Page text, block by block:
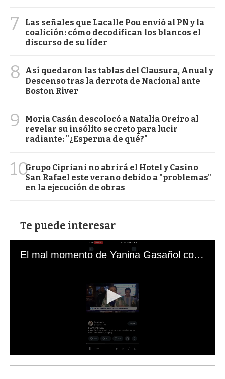
7
Las señales que Lacalle Pou envió al PN y la
coalición: cómo decodifican los blancos el
discurso de su líder
8
Así quedaron las tablas del Clausura, Anual y
Descenso tras la derrota de Nacional ante
Boston River
9
Moria Casán descolocó a Natalia Oreiro al
revelar su insólito secreto para lucir
radiante: "¿Esperma de qué?"
10Grupo Cipriani no abrirá el Hotel y Casino
San Rafael este verano debido a "problemas"
en la ejecución de obras
Te puede interesar
El mal momento de Yanina Gasañol con un hincha argentino en "Subrayado"
s